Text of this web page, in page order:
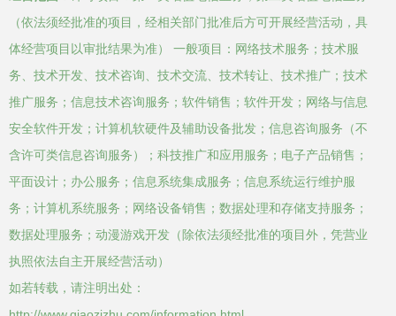
（依法须经批准的项目，经相关部门批准后方可开展经营活动，具
体经营项目以审批结果为准） 一般项目：网络技术服务；技术服
务、技术开发、技术咨询、技术交流、技术转让、技术推广；技术
推广服务；信息技术咨询服务；软件销售；软件开发；网络与信息
安全软件开发；计算机软硬件及辅助设备批发；信息咨询服务（不
含许可类信息咨询服务）；科技推广和应用服务；电子产品销售；
平面设计；办公服务；信息系统集成服务；信息系统运行维护服
务；计算机系统服务；网络设备销售；数据处理和存储支持服务；
数据处理服务；动漫游戏开发（除依法须经批准的项目外，凭营业
执照依法自主开展经营活动）
如若转载，请注明出处：